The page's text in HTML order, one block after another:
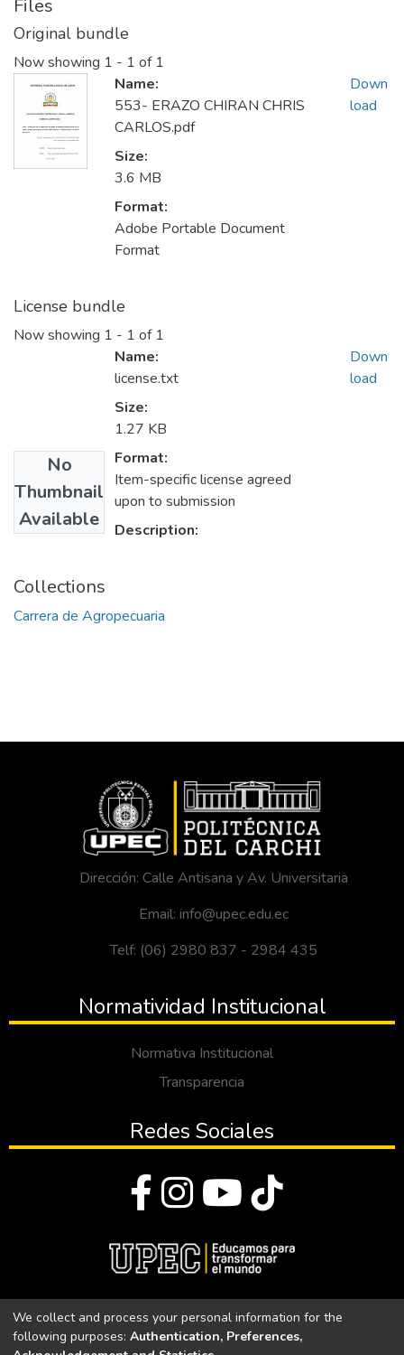
Files
Original bundle
Now showing 1 - 1 of 1
Name:
553- ERAZO CHIRAN CHRIS
CARLOS.pdf
Size:
3.6 MB
Format:
Adobe Portable Document
Format
Down
load
License bundle
Now showing 1 - 1 of 1
No
Thumbnail
Available
Name:
license.txt
Size:
1.27 KB
Format:
Item-specific license agreed
upon to submission
Description:
Down
load
Collections
Carrera de Agropecuaria
Dirección: Calle Antisana y Av. Universitaria
Email: info@upec.edu.ec
Telf: (06) 2980 837 - 2984 435
Normatividad Institucional
Normativa Institucional
Transparencia
Redes Sociales
Universidad Politécnica Estatal del Carchi
We collect and process your personal information for the
following purposes: Authentication, Preferences,